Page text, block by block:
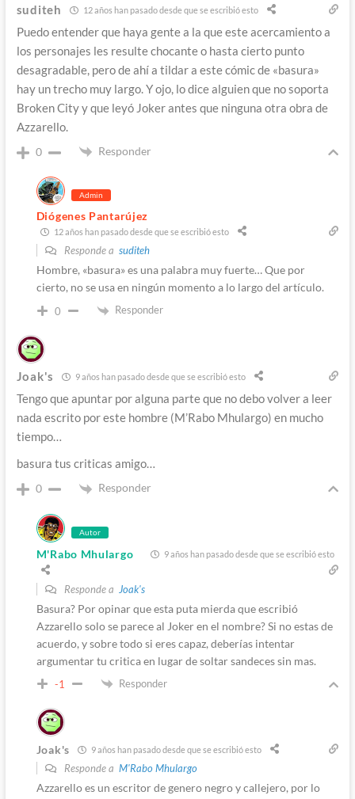
suditeh 12 años han pasado desde que se escribió esto
Puedo entender que haya gente a la que este acercamiento a
los personajes les resulte chocante o hasta cierto punto
desagradable, pero de ahí a tildar a este cómic de «basura»
hay un trecho muy largo. Y ojo, lo dice alguien que no soporta
Broken City y que leyó Joker antes que ninguna otra obra de
Azzarello.
0 Responder
Admin
Diógenes Pantarújez
12 años han pasado desde que se escribió esto
Responde a suditeh
Hombre, «basura» es una palabra muy fuerte… Que por
cierto, no se usa en ningún momento a lo largo del artículo.
0 Responder
Joak's 9 años han pasado desde que se escribió esto
Tengo que apuntar por alguna parte que no debo volver a leer
nada escrito por este hombre (M’Rabo Mhulargo) en mucho
tiempo…
basura tus criticas amigo…
0 Responder
Autor
M'Rabo Mhulargo 9 años han pasado desde que se escribió esto
Responde a Joak's
Basura? Por opinar que esta puta mierda que escribió
Azzarello solo se parece al Joker en el nombre? Si no estas de
acuerdo, y sobre todo si eres capaz, deberías intentar
argumentar tu critica en lugar de soltar sandeces sin mas.
-1 Responder
Joak's 9 años han pasado desde que se escribió esto
Responde a M'Rabo Mhulargo
Azzarello es un escritor de genero negro y callejero, por lo